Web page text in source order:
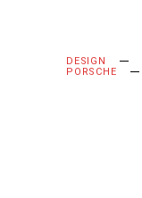
DESIGN
PORSCHE